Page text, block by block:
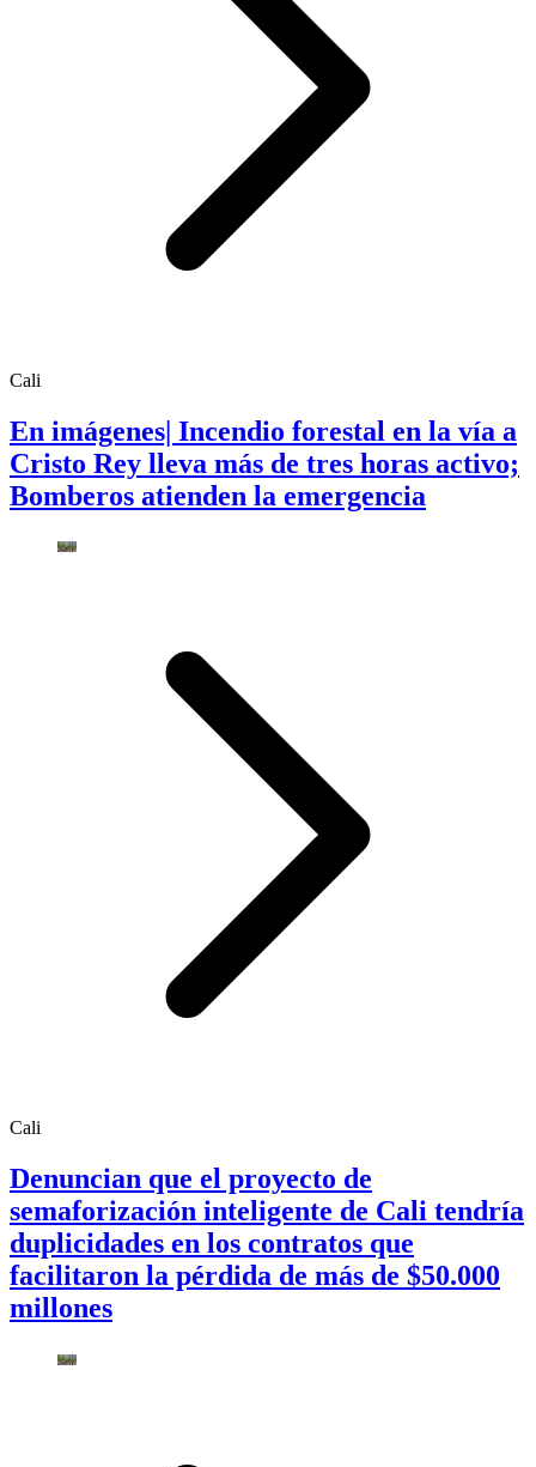
Cali
En imágenes| Incendio forestal en la vía a
Cristo Rey lleva más de tres horas activo;
Bomberos atienden la emergencia
Cali
Denuncian que el proyecto de
semaforización inteligente de Cali tendría
duplicidades en los contratos que
facilitaron la pérdida de más de $50.000
millones